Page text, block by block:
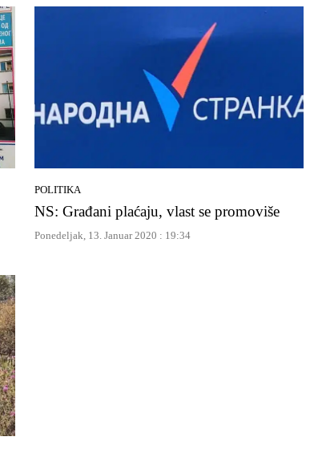
POLITIKA
NS: Građani plaćaju, vlast se promoviše
Ponedeljak, 13. Januar 2020 : 19:34